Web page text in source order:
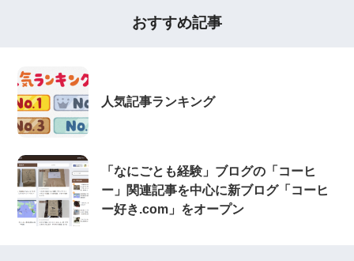
おすすめ記事
人気記事ランキング
「なにごとも経験」ブログの「コーヒ
ー」関連記事を中心に新ブログ「コーヒ
ー好き.com」をオープン